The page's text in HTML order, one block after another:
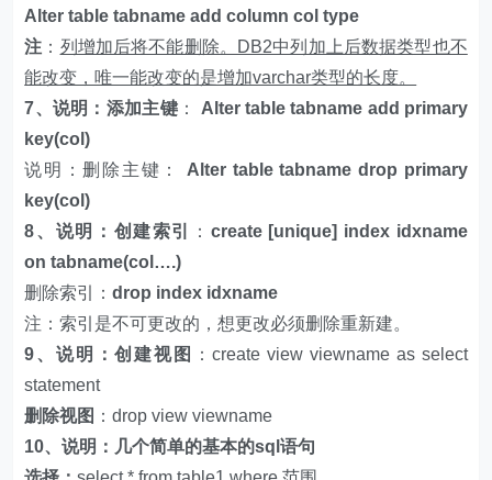
Alter table tabname add column col type
注 ： 列增加后将不能删除。DB2中列加上后数据类型也不
能改变，唯一能改变的是增加varchar类型的长度。
7、说明：添加主键： Alter table tabname add primary
key(col)
说明：删除主键：
Alter table tabname drop primary
key(col)
8、说明：创建索引
： create [unique] index idxname
on tabname(col….)
删除索引：drop index idxname
注：索引是不可更改的，想更改必须删除重新建。
9、说明：创建视图
：create view viewname as select
statement
删除视图 ：drop view viewname
10、说明：几个简单的基本的sql语句